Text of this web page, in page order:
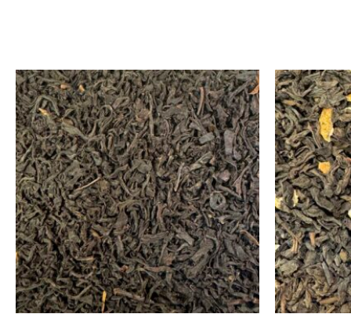
Rango
de
precios:
desde
2,50 €
hasta
50,00 €